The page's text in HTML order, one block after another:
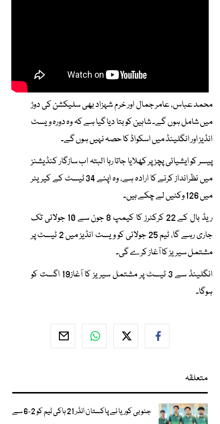
محمد عباس، عامر جمال اور خرم شہزاد بھی سلیکشن کی دوڑ
میں شامل ہوں گے۔ شاہین کو بتا دیا گیا ہے کہ وہ دورہ ویسٹ
انڈیز اور انگلینڈ میں اسکواڈ کا حصہ نہیں ہوں گے۔
پیسر کو ایشیائی پچز پر کھلایا جاتا رہا البتہ اب سازگار کنڈیشنز
میں نظرانداز کرنے کا ارادہ ہے، وہ اپنے 34 ٹیسٹ کے کیریئر
میں 126 وکٹیں لے چکے ہیں۔
ریڈ بال کے 22 کرکٹرز کا کیمپ 8 جون سے 10 جولائی تک
جاری رہے گا، ٹیم 25 جولائی کو ویسٹ انڈیز میں 2 ٹیسٹ پر
مشتمل سیریز کا آغاز کرے گی۔
انگلینڈ سے 3 ٹیسٹ پر مشتمل سیریز کا آغاز19 اگست کو
ہوگا۔
متعلقہ
جنوبی کوریا نے پاکستان انڈر 21 ہاکی ٹیم کو 2-6 سے